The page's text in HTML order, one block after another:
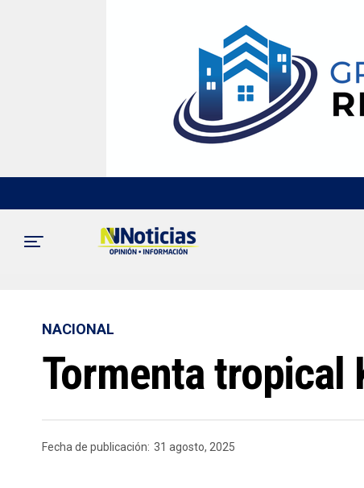
NACIONAL
Tormenta tropical
Fecha de publicación: 31 agosto, 2025